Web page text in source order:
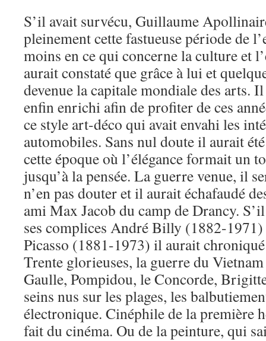
S’il avait survécu, Guillaume
pleinement cette fastueuse période de
moins en ce qui concerne la culture et
aurait constaté que grâce à lui et
devenue la capitale mondiale des arts.
enfin enrichi afin de profiter de ces
ce style art-déco qui avait envahi les
automobiles. Sans nul doute il aurait
cette époque où l’élégance formait un
jusqu’à la pensée. La guerre venue, il
n’en pas douter et il aurait échafaudé
ami Max Jacob du camp de Drancy.
ses complices André Billy (1882-1971)
Picasso (1881-1973) il aurait
Trente glorieuses, la guerre du
Gaulle, Pompidou, le Concorde,
seins nus sur les plages, les
électronique. Cinéphile de la première
fait du cinéma. Ou de la peinture, qui